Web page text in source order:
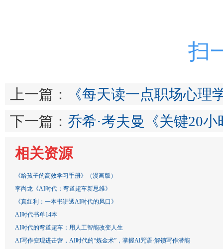
扫
上一篇：
《每天读一点职场心理
下一篇： 乔希·考夫曼《关键20
相关资源
《给孩子的高效学习手册》（漫画版）
李尚龙《AI时代：弯道超车新思维》
《真红利：一本书讲透AI时代的风口》
AI时代书单14本
AI时代的弯道超车：用人工智能改变人生
AI写作变现进击营，AI时代的“炼金术”，掌握Al咒语·解锁写作潜能